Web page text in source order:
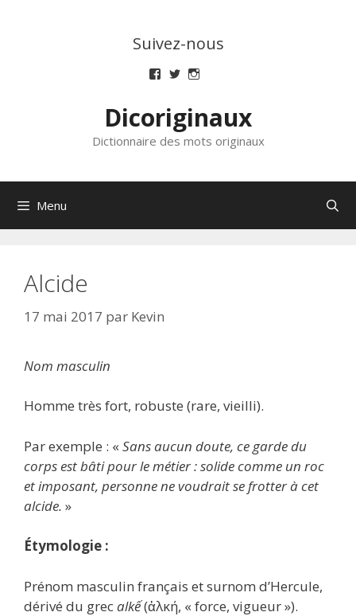
Suivez-nous
Voir
de
dicoriginaux
sur
Facebook
Voir
de
dicoriginaux
sur
Twitter
de
dicoriginaux
sur
Instagram
Dicoriginaux
Dictionnaire des mots originaux
Menu
Alcide
17 mai 2017 par Kevin
Nom masculin
Homme très fort, robuste (rare, vieilli).
Par exemple : « Sans aucun doute, ce garde du
corps est bâti pour le métier : solide comme un roc
et imposant, personne ne voudrait se frotter à cet
alcide. »
Étymologie :
Prénom masculin français et surnom d’Hercule,
dérivé du grecalkế(ἀλκή, « force, vigueur »).